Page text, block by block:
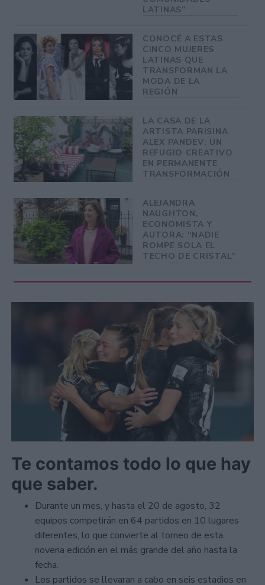
LATINAS”
CONOCÉ A ESTAS
CINCO MUJERES
LATINAS QUE
TRANSFORMAN LA
MODA DE LA
REGIÓN
LA CASA DE LA
ARTISTA PARISINA
ALEX PANDEV: UN
REFUGIO CREATIVO
EN PERMANENTE
TRANSFORMACIÓN
ALEJANDRA
NAUGHTON,
ECONOMISTA Y
AUTORA: “NADIE
ROMPE SOLA EL
TECHO DE CRISTAL”
Te contamos todo lo que hay
que saber.
Durante un mes, y hasta el 20 de agosto, 32
equipos competirán en 64 partidos en 10 lugares
diferentes, lo que convierte al torneo de esta
novena edición en el más grande del año hasta la
fecha.
Los partidos se llevaran a cabo en seis estadios en